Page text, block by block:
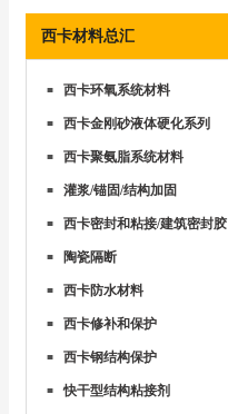
西卡材料总汇
■ 西卡环氧系统材料
■ 西卡金刚砂液体硬化系列
■ 西卡聚氨脂系统材料
■ 灌浆/锚固/结构加固
■ 西卡密封和粘接/建筑密封胶
■ 陶瓷隔断
■ 西卡防水材料
■ 西卡修补和保护
■ 西卡钢结构保护
■ 快干型结构粘接剂